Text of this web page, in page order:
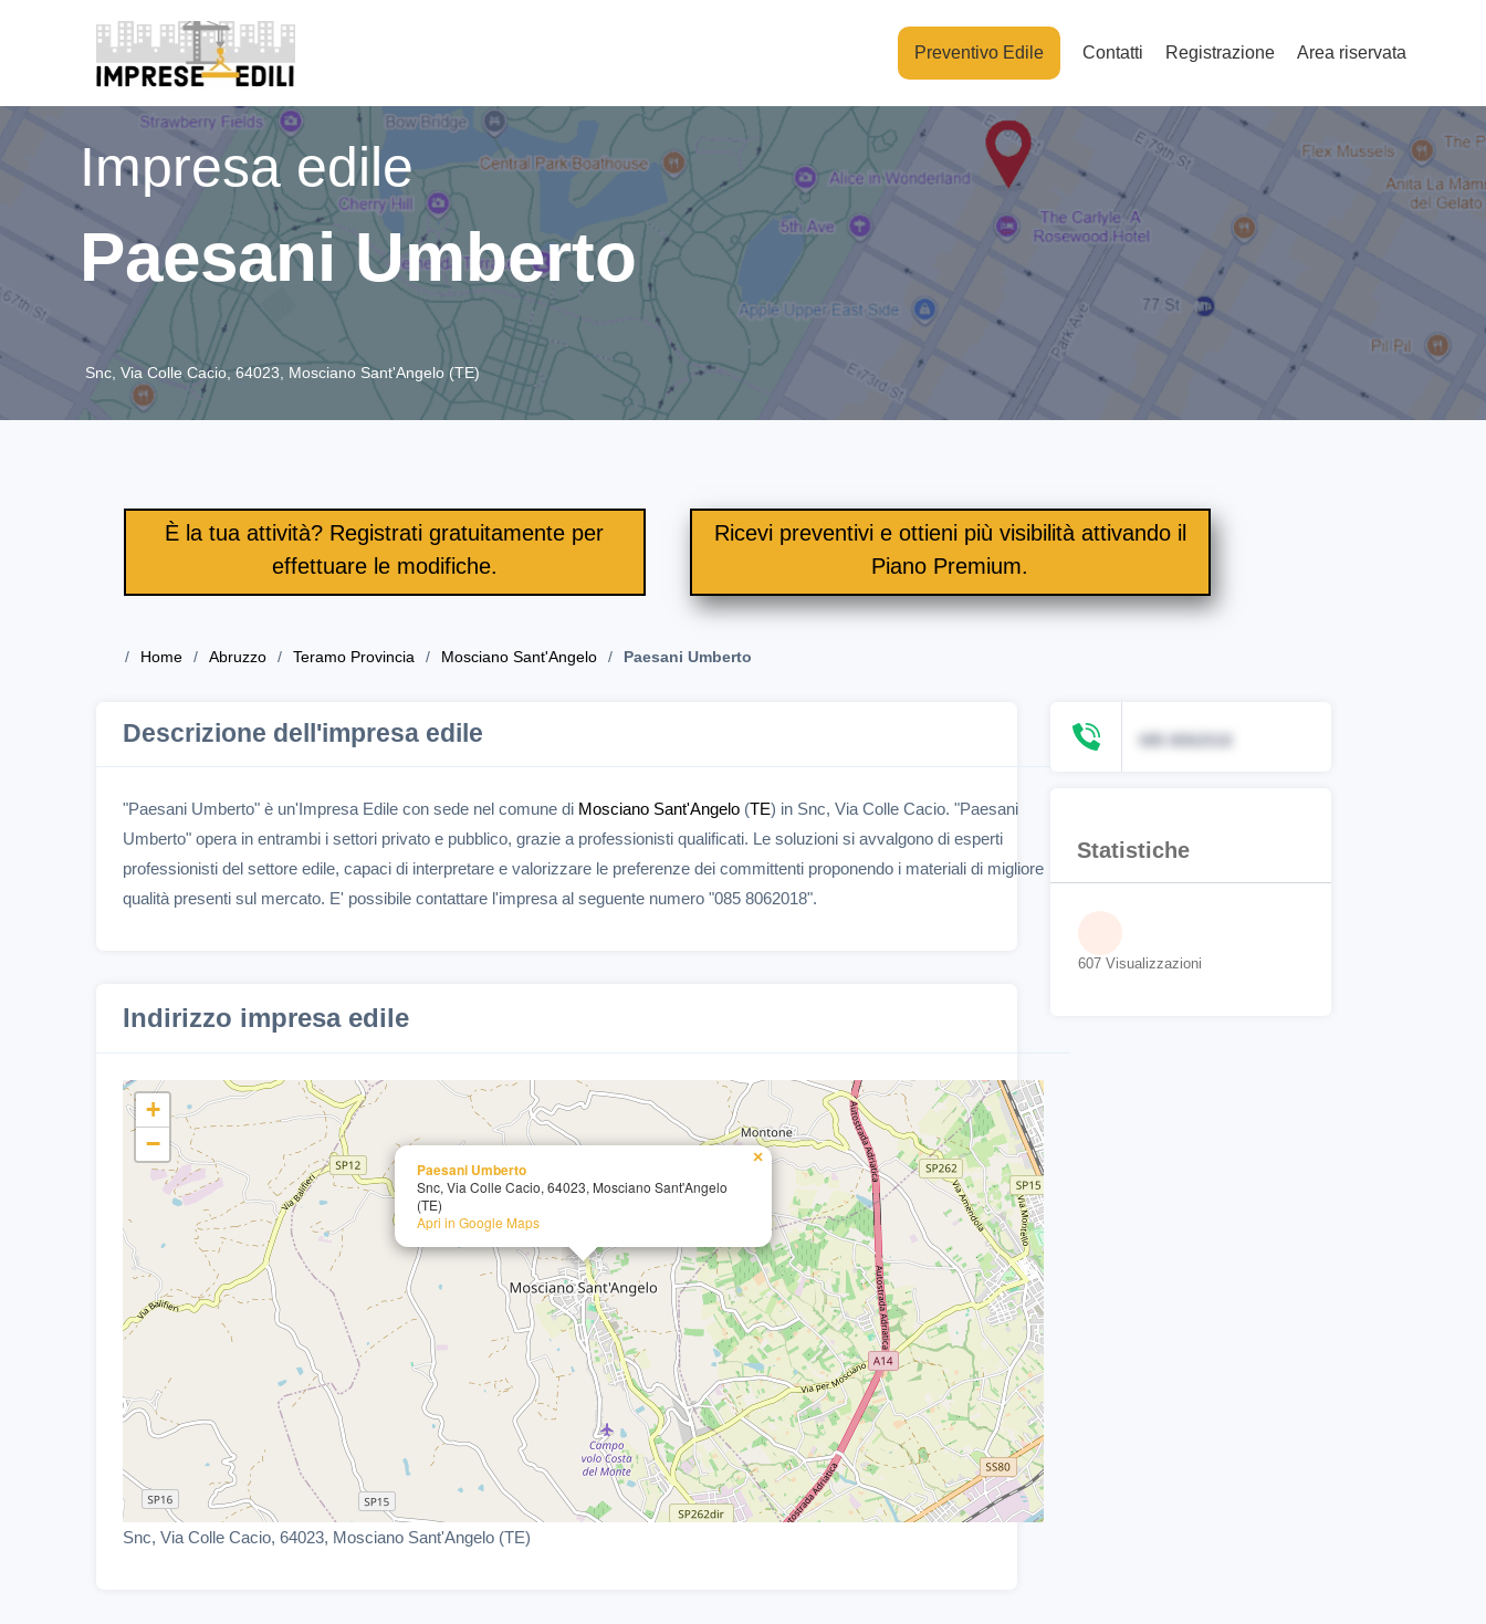
Preventivo Edile Contatti Registrazione Area riservata
Impresa edile
Paesani Umberto
Snc, Via Colle Cacio, 64023, Mosciano Sant'Angelo (TE)
È la tua attività? Registrati gratuitamente per
effettuare le modifiche.
Ricevi preventivi e ottieni più visibilità attivando il
Piano Premium.
Home Abruzzo Teramo Provincia Mosciano Sant'Angelo Paesani Umberto
Descrizione dell'impresa edile
"Paesani Umberto" è un'Impresa Edile con sede nel comune di Mosciano Sant'Angelo (TE) in Snc, Via Colle Cacio. "Paesani
Umberto" opera in entrambi i settori privato e pubblico, grazie a professionisti qualificati. Le soluzioni si avvalgono di esperti
professionisti del settore edile, capaci di interpretare e valorizzare le preferenze dei committenti proponendo i materiali di migliore
qualità presenti sul mercato. E' possibile contattare l'impresa al seguente numero "085 8062018".
Indirizzo impresa edile
Paesani Umberto
Snc, Via Colle Cacio, 64023, Mosciano Sant'Angelo
(TE)
Apri in Google Maps
×
+
−
Snc, Via Colle Cacio, 64023, Mosciano Sant'Angelo (TE)
085 8062018
Statistiche
607 Visualizzazioni